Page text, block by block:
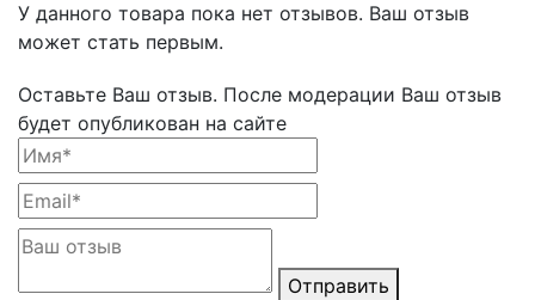
У данного товара пока нет отзывов. Ваш отзыв
может стать первым.
Оставьте Ваш отзыв. После модерации Ваш отзыв
будет опубликован на сайте
Отправить